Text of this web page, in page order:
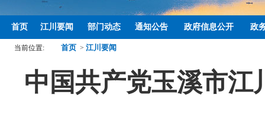
首页 江川要闻 部门动态 通知公告 政府信息公开 政
当前位置: 首页 > 江川要闻
中国共产党玉溪市江